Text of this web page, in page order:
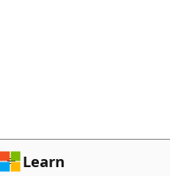
로
건Learn